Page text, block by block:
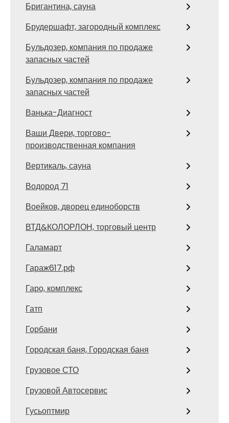
Бригантина, сауна
Брудершафт, загородный комплекс
Бульдозер, компания по продаже
запасных частей
Бульдозер, компания по продаже
запасных частей
Ванька-Диагност
Ваши Двери, торгово-
производственная компания
Вертикаль, сауна
Водород 71
Воейков, дворец единоборств
ВТД&КОЛОРЛОН, торговый центр
Галамарт
Гараж617.рф
Гаро, комплекс
Гатп
Горбани
Городская баня, Городская баня
Грузовое СТО
Грузовой Автосервис
Гусьоптмир